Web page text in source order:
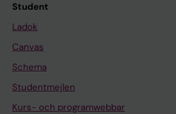
Student
Ladok
Canvas
Schema
Studentmejlen
Kurs- och programwebbar